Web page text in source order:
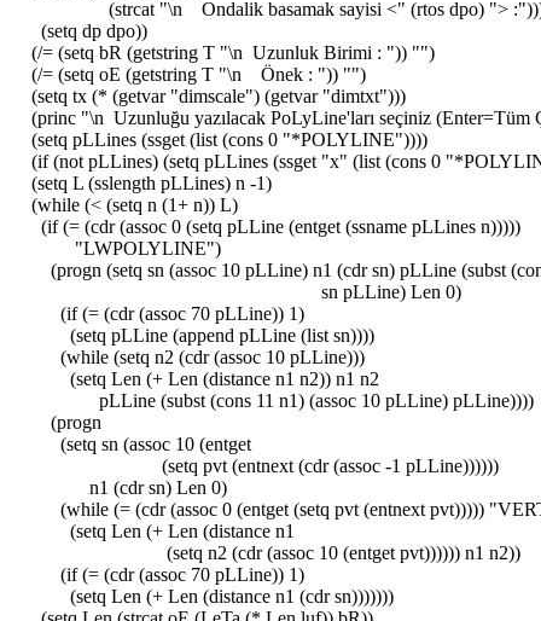
(strcat "\n Ondalik basamak sayisi <" (rtos dpo) ">
(setq dp dpo))
(/= (setq bR (getstring T "\n Uzunluk Birimi : ")) "")
(/= (setq oE (getstring T "\n Önek : ")) "")
(setq tx (* (getvar "dimscale") (getvar "dimtxt")))
(princ "\n Uzunluğu yazılacak PoLyLine'ları seçiniz (Enter=Tüm
(setq pLLines (ssget (list (cons 0 "*POLYLINE"))))
(if (not pLLines) (setq pLLines (ssget "x" (list (cons 0
(setq L (sslength pLLines) n -1)
(while (< (setq n (1+ n)) L)
(if (= (cdr (assoc 0 (setq pLLine (entget (ssname pLLines n)))))
"LWPOLYLINE")
(progn (setq sn (assoc 10 pLLine) n1 (cdr sn) pLLine (subst
sn pLLine) Len 0)
(if (= (cdr (assoc 70 pLLine)) 1)
(setq pLLine (append pLLine (list sn))))
(while (setq n2 (cdr (assoc 10 pLLine)))
(setq Len (+ Len (distance n1 n2)) n1 n2
pLLine (subst (cons 11 n1) (assoc 10 pLLine) pLLine))))
(progn
(setq sn (assoc 10 (entget
(setq pvt (entnext (cdr (assoc -1 pLLine))))))
n1 (cdr sn) Len 0)
(while (= (cdr (assoc 0 (entget (setq pvt (entnext pvt)))))
(setq Len (+ Len (distance n1
(setq n2 (cdr (assoc 10 (entget pvt)))))) n1 n2))
(if (= (cdr (assoc 70 pLLine)) 1)
(setq Len (+ Len (distance n1 (cdr sn)))))))